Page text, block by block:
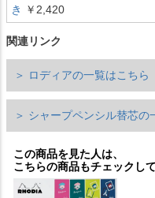
き ￥2,420
関連リンク
＞ ロディアの一覧はこちら
＞ シャープペンシル替芯の
この商品を見た人は、
こちらの商品もチェックし